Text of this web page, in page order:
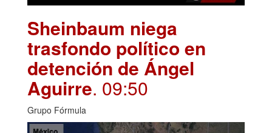
Sheinbaum niega
trasfondo político en
detención de Ángel
Aguirre. 09:50
Grupo Fórmula